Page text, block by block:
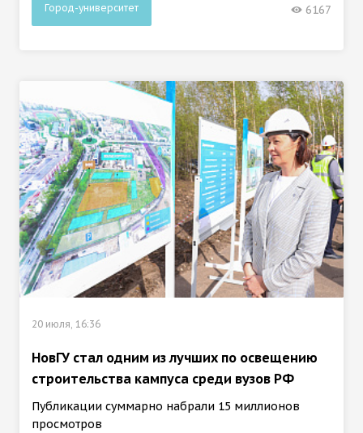
Город-университет 6167
20 июля, 16:36
НовГУ стал одним из лучших по освещению
строительства кампуса среди вузов РФ
Публикации суммарно набрали 15 миллионов
просмотров